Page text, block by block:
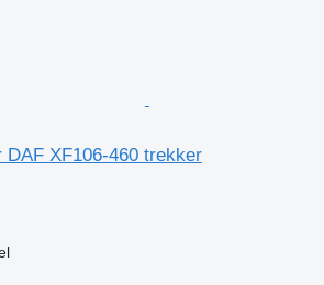
DAF XF106-460 trekker